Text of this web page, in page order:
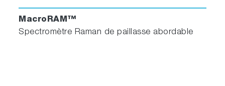
MacroRAM™
Spectromètre Raman de paillasse abordable